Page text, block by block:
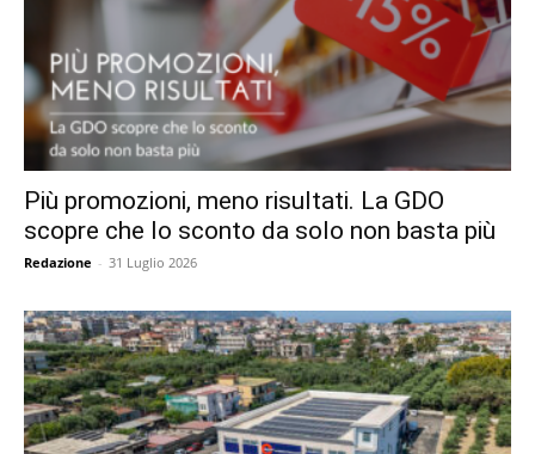
Più promozioni, meno risultati. La GDO
scopre che lo sconto da solo non basta più
Redazione - 31 Luglio 2026